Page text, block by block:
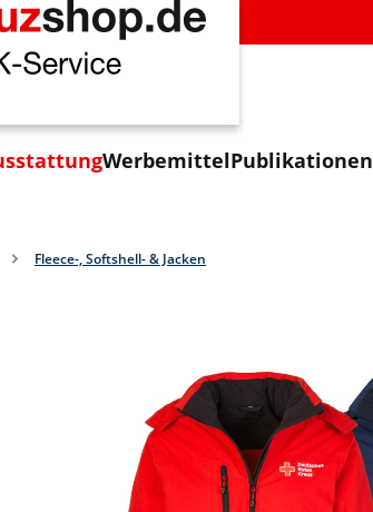
springen
WerbemittelPublikationen
Fleece-, Softshell- & Jacken